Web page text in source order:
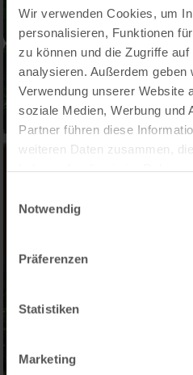
Wir verwenden Cookies, um
personalisieren, Funktionen
zu können und die Zugriffe
analysieren. Außerdem
Verwendung unserer Website
soziale Medien, Werbung und
Partner führen diese
weiteren Daten zusammen,
Notwendig
Präferenzen
Statistiken
Marketing